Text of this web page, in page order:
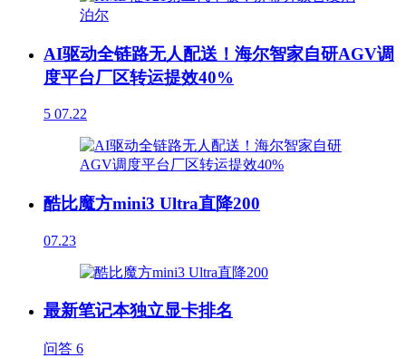
AI驱动全链路无人配送！海尔智家自研AGV调
度平台厂区转运提效40%
5 07.22
酷比魔方mini3 Ultra直降200
07.23
最新笔记本独立显卡排名
问答 6